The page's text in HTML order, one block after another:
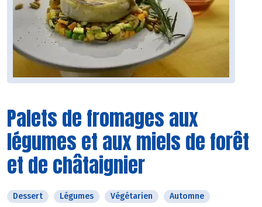
Palets de fromages aux
légumes et aux miels de forêt
et de châtaignier
Dessert Légumes Végétarien Automne